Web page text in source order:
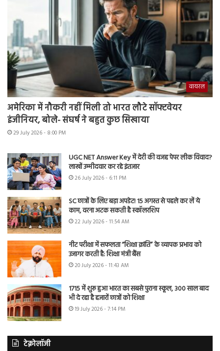
वायरल
अमेरिका में नौकरी नहीं मिली तो भारत लौटे सॉफ्टवेयर
इंजीनियर, बोले- संघर्ष ने बहुत कुछ सिखाया
29 July 2026 - 8:00 PM
UGC NET Answer Key में देरी की वजह पेपर लीक विवाद?
लाखों उम्मीदवार कर रहे इंतजार
26 July 2026 - 6:11 PM
SC छात्रों के लिए बड़ा अपडेट! 15 अगस्त से पहले कर लें ये
काम, वरना अटक सकती है स्कॉलरशिप
22 July 2026 - 11:54 AM
नीट परीक्षा में सफलता “शिक्षा क्रांति” के व्यापक प्रभाव को
उजागर करती है: शिक्षा मंत्री बैंस
20 July 2026 - 11:43 AM
1715 में शुरू हुआ भारत का सबसे पुराना स्कूल, 300 साल बाद
भी दे रहा है हजारों छात्रों को शिक्षा
19 July 2026 - 7:14 PM
टेक्नोलॉजी